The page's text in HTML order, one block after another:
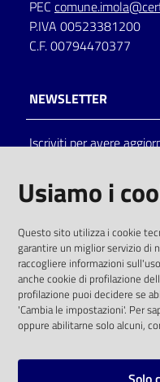
PEC
P.IVA 00523381200
C.F. 00794470377
NEWSLETTER
Iscriviti per avere
solo alle condizioni
comunitaria 2003/98/
SOCIAL
Instagram
Usiamo i
Questo sito utilizza i cookie
garantire un miglior servizio di
raccogliere informazioni
anche cookie di profilazione
profilazione puoi decidere se
'Cambia le impostazioni'. Per
oppure abilitarne solo alcuni,